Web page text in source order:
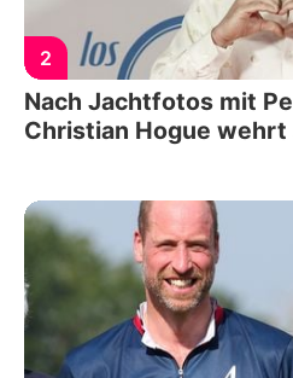
2
Nach Jachtfotos mit
Christian Hogue wehrt